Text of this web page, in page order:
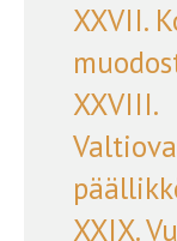
XXVII.
XXVIII.
XXIX.